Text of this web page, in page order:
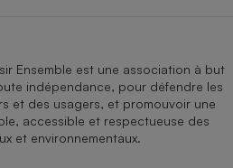
Ensemble est une association à but
indépendance, pour défendre les
et des usagers, et promouvoir une
accessible et respectueuse des
et environnementaux.